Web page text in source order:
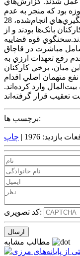
بود که منجر به عدم
رفع تعهدات ارزي شده بود. در نهايت با پيگيري‌هاي انجام‌شده، 28
بانک‌ها بودند و از
قوه قضاييه
شامل مباشرت در قاچاق
رفع تعهدات ارزي به
در اين ميان، برخي کارکنان
نفع متهمان اصلي اقدام
وارد کرده‌اند.
برچسب ها:
بازدید: 1976 | چاپ
کد تصویری: